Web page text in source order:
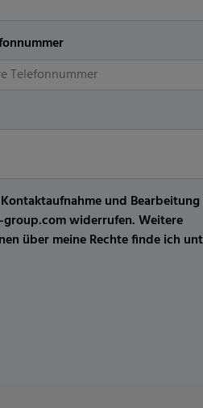
und Bearbeitung
widerrufen. Weitere
über meine Rechte finde ich